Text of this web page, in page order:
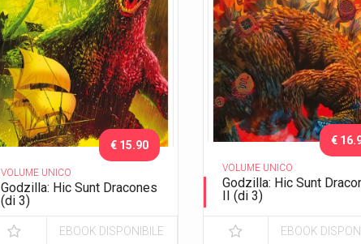
VOLUME UNICO
Godzilla: Hic Sunt Dracones
(di 3)
€ 15.90
EBOOK DISPONIBILE
VOLUME UNICO
Godzilla: Hic Sunt
II (di 3)
€
EBOOK